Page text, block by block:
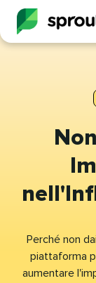
Perché non
piattaforma
aumentare